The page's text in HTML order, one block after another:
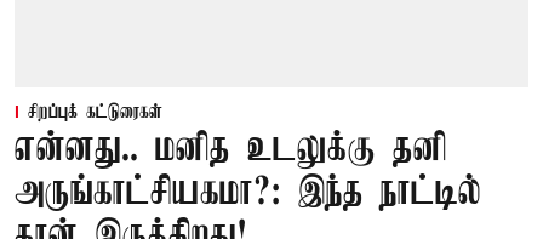
சிறப்புக் கட்டுரைகள்
என்னது.. மனித உடலுக்கு தனி
அருங்காட்சியகமா?: இந்த நாட்டில்